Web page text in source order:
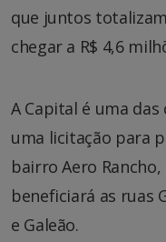
que juntos
chegar a R$ 4,6
A Capital é uma
uma licitação para
bairro Aero
beneficiará as ruas
e Galeão.